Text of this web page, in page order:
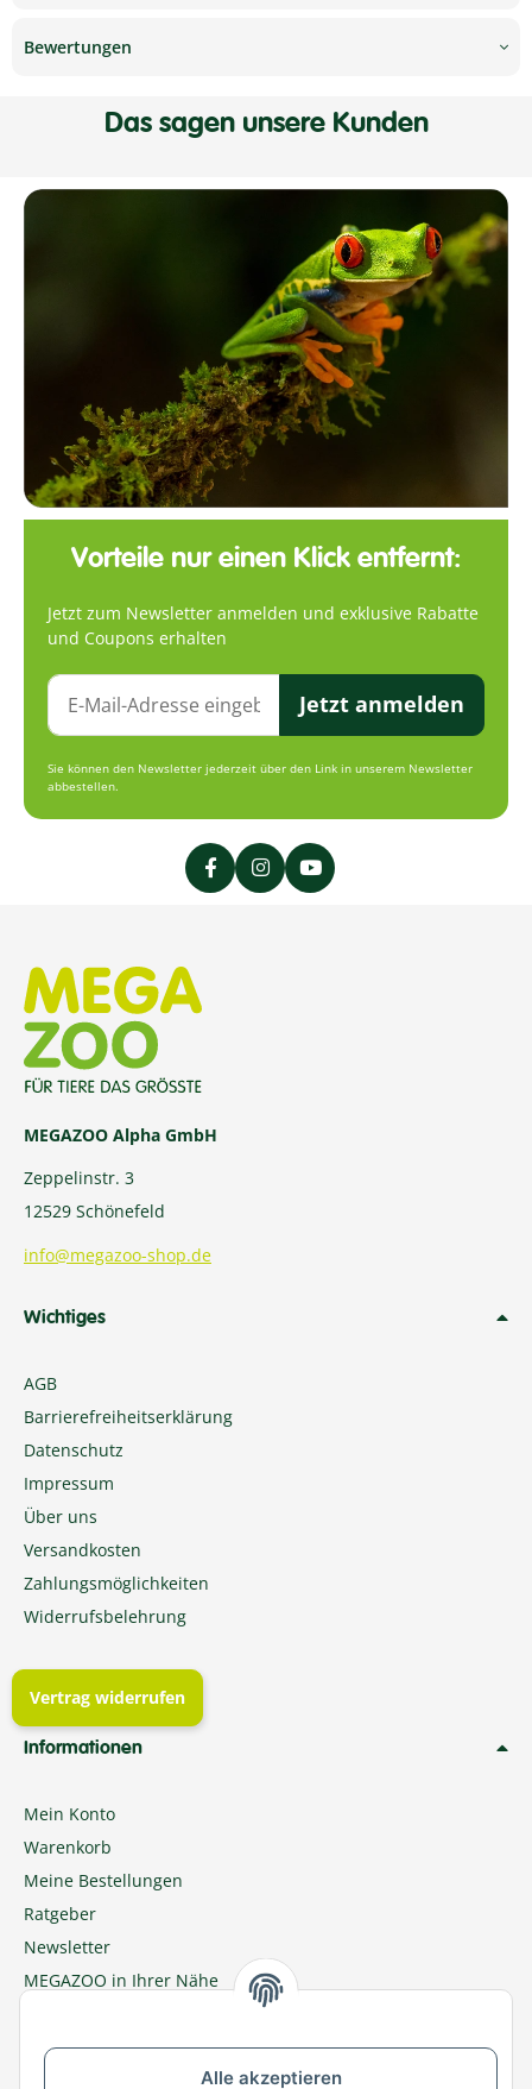
Alle akzeptieren
Bewertungen
Das sagen unsere Kunden
Vorteile nur einen Klick entfernt:
Jetzt zum Newsletter anmelden und exklusive Rabatte
und Coupons erhalten
Jetzt anmelden
Sie können den Newsletter jederzeit über den Link in unserem Newsletter
abbestellen.
MEGAZOO Alpha GmbH
Zeppelinstr. 3
12529 Schönefeld
info@megazoo-shop.de
Wichtiges
AGB
Barrierefreiheitserklärung
Datenschutz
Impressum
Über uns
Versandkosten
Zahlungsmöglichkeiten
Widerrufsbelehrung
Vertrag widerrufen
Informationen
Mein Konto
Warenkorb
Meine Bestellungen
Ratgeber
Newsletter
MEGAZOO in Ihrer Nähe
Zu MEGAZOO-nord.de wechseln
Versandpartner & Zahlungsmöglichkeiten